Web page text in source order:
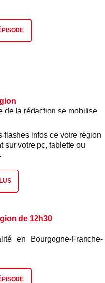
de la rédaction se mobilise
flashes infos de votre région
sur votre pc, tablette ou
de 12h30
en Bourgogne-Franche-